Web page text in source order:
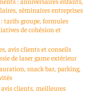
séminaires entreprises
tarifs groupe, formules
de cohésion et
avis clients et conseils
de laser game extérieur
snack bar, parking,
avis clients, meilleures